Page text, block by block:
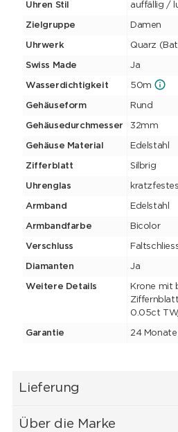
Uhren Stil auffällig /
Zielgruppe Damen
Uhrwerk Quarz
Swiss Made Ja
Wasserdichtigkeit 50m
Gehäuseform Rund
Gehäusedurchmesser 32mm
Gehäuse Material Edelstahl
Zifferblatt Silbrig
Uhrenglas
Armband Edelstahl
Armbandfarbe Bicolor
Verschluss
Diamanten Ja
Weitere Details
Krone mit
Ziffernblatt
0.05ct
Garantie 24 Monate
Lieferung
Über die Marke